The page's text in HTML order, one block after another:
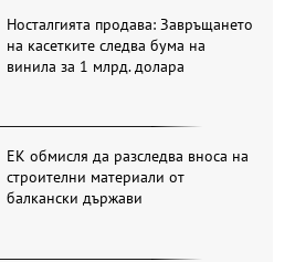
Носталгията продава: Завръщането
на касетките следва бума на
винила за 1 млрд. долара
ЕК обмисля да разследва вноса на
строителни материали от
балкански държави